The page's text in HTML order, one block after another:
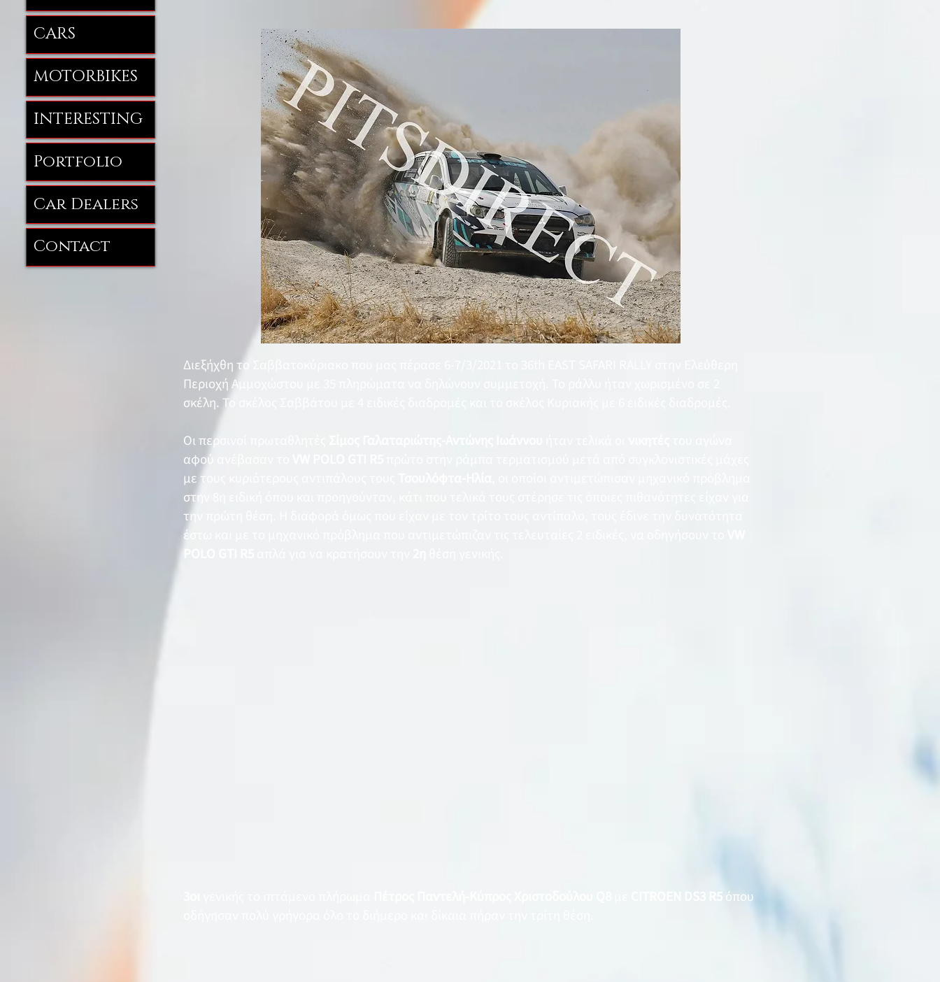
CARS
MOTORBIKES
INTERESTING
Portfolio
Car Dealers
Contact
Διεξήχθη το Σαββατοκύριακο που μας πέρασε 6-7/3/2021 το 36th EAST SAFARI RALLY στην Ελεύθερη
Περιοχή Αμμοχώστου με 35 πληρώματα να δηλώνουν συμμετοχή. Το ράλλυ ήταν χωρισμένο σε 2
σκέλη. Το σκέλος Σαββάτου με 4 ειδικές διαδρομές και το σκέλος Κυριακής με 6 ειδικές διαδρομές.
Οι περσινοί πρωταθλητές
αφού ανέβασαν το
με τους κυριότερους αντιπάλους τους
στην 8η ειδική όπου και προηγούνταν, κάτι που τελικά τους στέρησε τις όποιες πιθανότητες είχαν για
την πρώτη θέση. Η διαφορά όμως που είχαν με τον τρίτο τους αντίπαλο, τους έδινε την δυνατότητα
έστω και με το μηχανικό πρόβλημα που αντιμετώπιζαν τις τελευταίες 2 ειδικές, να οδηγήσουν το
CITROEN DS3 R5όπου